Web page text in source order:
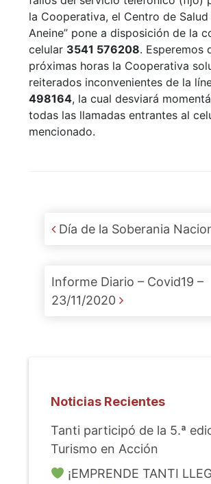
la Cooperativa, el Centro de Salud
Aneine” pone a disposición de la
celular 3541 576208. Esperemos
próximas horas la Cooperativa
reiterados inconvenientes de la
498164, la cual desviará
todas las llamadas entrantes al
mencionado.
Post navigation
Día de la Soberania
Informe Diario – Covid19 –
23/11/2020
Noticias Recientes
Tanti participó de la 5.ª
Turismo en Acción
¡EMPRENDE TANTI